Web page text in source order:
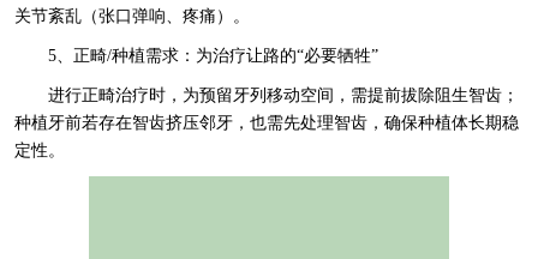
关节紊乱（张口弹响、疼痛）。
5、正畸/种植需求：为治疗让路的“必要牺牲”
进行正畸治疗时，为预留牙列移动空间，需提前拔除阻生智齿；
种植牙前若存在智齿挤压邻牙，也需先处理智齿，确保种植体长期稳
定性。